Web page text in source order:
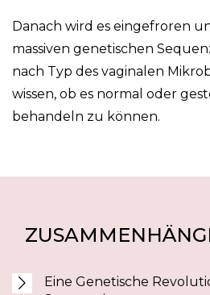
Danach wird es eingefroren
massiven genetischen
nach Typ des vaginalen
wissen, ob es normal oder
behandeln zu können.
Eine Genetische